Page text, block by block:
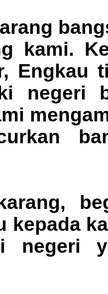
kami.
Engkau
negeri
kepada
negeri